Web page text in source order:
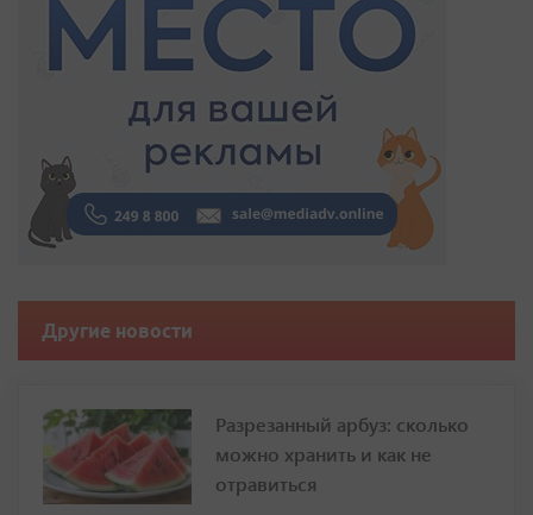
Другие новости
Разрезанный арбуз: сколько
можно хранить и как не
отравиться